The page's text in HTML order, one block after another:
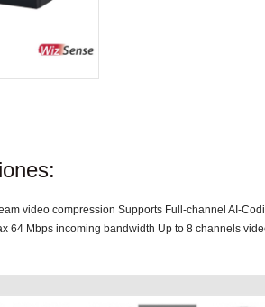
video compression Supports Full-channel AI-
64 Mbps incoming bandwidth Up to 8 channels